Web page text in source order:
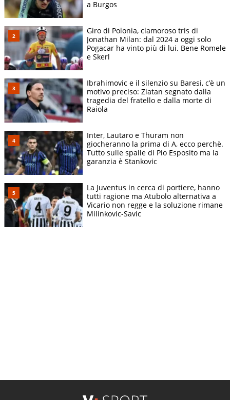
a Burgos
Giro di Polonia, clamoroso tris di
Jonathan Milan: dal 2024 a oggi solo
Pogacar ha vinto più di lui. Bene Romele
e Skerl
Ibrahimovic e il silenzio su Baresi, c’è un
motivo preciso: Zlatan segnato dalla
tragedia del fratello e dalla morte di
Raiola
Inter, Lautaro e Thuram non
giocheranno la prima di A, ecco perchè.
Tutto sulle spalle di Pio Esposito ma la
garanzia è Stankovic
La Juventus in cerca di portiere, hanno
tutti ragione ma Atubolo alternativa a
Vicario non regge e la soluzione rimane
Milinkovic-Savic